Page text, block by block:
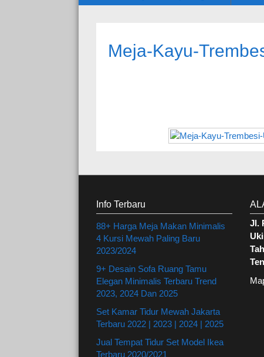
Meja-Kayu-
Info Terbaru
88+ Harga Meja Makan Minimalis
4 Kursi Mewah Paling Baru
2023/2024
9+ Desain Sofa Ruang Tamu
Elegan Minimalis Terbaru Trend
2023, 2024 Dan 2025
Set Kamar Tidur Mewah Jakarta
Terbaru 2022 | 2023 | 2024 | 2025
Jual Tempat Tidur Set Model Ikea
Terbaru 2020/2021
Jl.